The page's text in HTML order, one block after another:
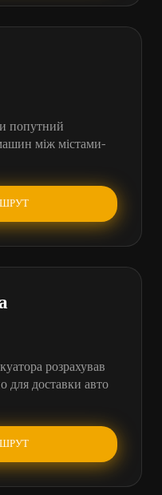
попутний
між містами-
розрахував
для доставки авто